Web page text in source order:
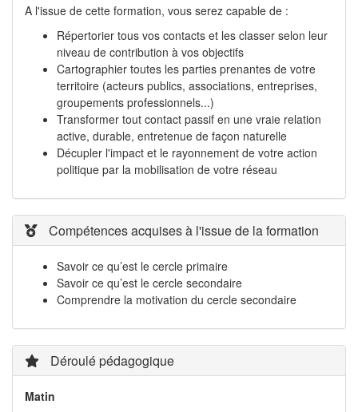
A l'issue de cette formation, vous serez capable de :
Répertorier tous vos contacts et les classer selon leur
niveau de contribution à vos objectifs
Cartographier toutes les parties prenantes de votre
territoire (acteurs publics, associations, entreprises,
groupements professionnels...)
Transformer tout contact passif en une vraie relation
active, durable, entretenue de façon naturelle
Décupler l'impact et le rayonnement de votre action
politique par la mobilisation de votre réseau
Compétences acquises à l'issue de la formation
Savoir ce qu’est le cercle primaire
Savoir ce qu’est le cercle secondaire
Comprendre la motivation du cercle secondaire
Déroulé pédagogique
Matin